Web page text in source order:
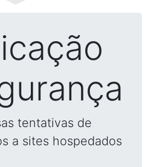
tentativas de
a sites hospedados